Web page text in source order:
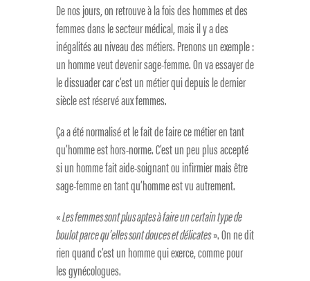
De nos jours, on retrouve à la fois des hommes et des
femmes dans le secteur médical, mais il y a des
inégalités au niveau des métiers. Prenons un exemple :
un homme veut devenir sage-femme. On va essayer de
le dissuader car c’est un métier qui depuis le dernier
siècle est réservé aux femmes.
Ça a été normalisé et le fait de faire ce métier en tant
qu’homme est hors-norme. C’est un peu plus accepté
si un homme fait aide-soignant ou infirmier mais être
sage-femme en tant qu’homme est vu autrement.
«Les femmes sont plus aptes à faire un certain type de
boulot parce qu’elles sont douces et délicates». On ne dit
rien quand c’est un homme qui exerce, comme pour
les gynécologues.